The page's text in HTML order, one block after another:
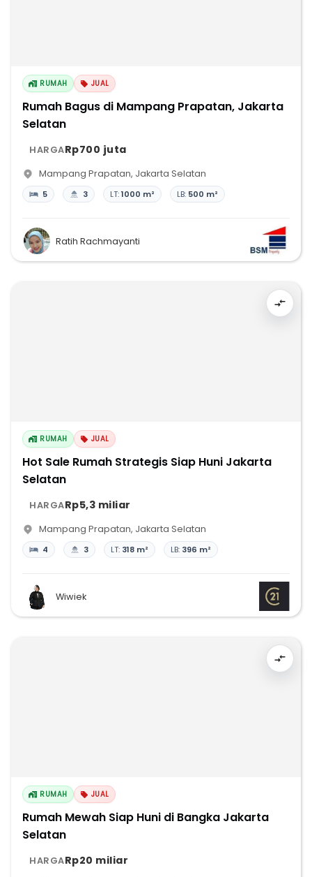
RUMAH JUAL
Rumah Bagus di Mampang Prapatan, Jakarta
Selatan
HARGARp700 juta
Mampang Prapatan, Jakarta Selatan
5 3 LT:1000 m² LB: 500 m²
Ratih Rachmayanti
RUMAH JUAL
Hot Sale Rumah Strategis Siap Huni Jakarta
Selatan
HARGARp5,3 miliar
Mampang Prapatan, Jakarta Selatan
4 3 LT: 318 m² LB: 396 m²
Wiwiek
RUMAH JUAL
Rumah Mewah Siap Huni di Bangka Jakarta
Selatan
HARGARp20 miliar